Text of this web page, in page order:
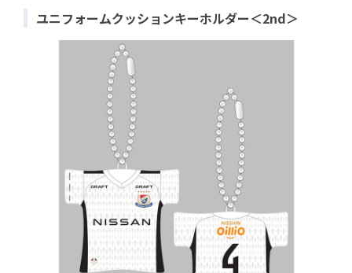
ユニフォームクッションキーホルダー＜2nd＞